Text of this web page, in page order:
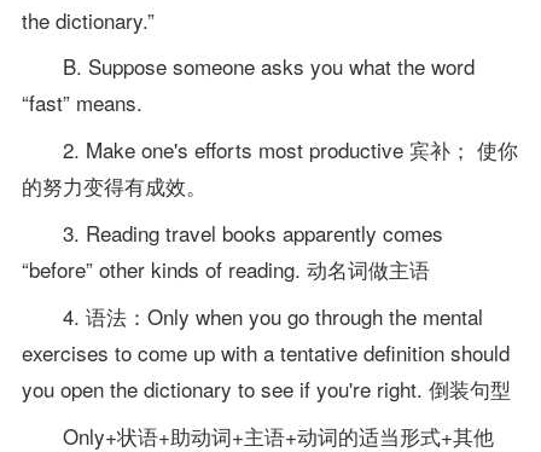
the dictionary.”
B. Suppose someone asks you what the word
“fast” means.
2. Make one's efforts most productive 宾补； 使你
的努力变得有成效。
3. Reading travel books apparently comes
“before” other kinds of reading. 动名词做主语
4. 语法：Only when you go through the mental
exercises to come up with a tentative definition should
you open the dictionary to see if you're right. 倒装句型
Only+状语+助动词+主语+动词的适当形式+其他